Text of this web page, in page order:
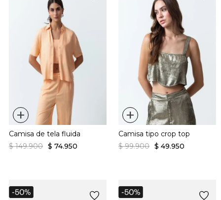
+
Camisa de tela fluida
$ 149.900 $ 74.950
+
Camisa tipo crop top
$ 99.900 $ 49.950